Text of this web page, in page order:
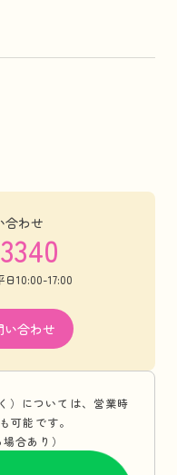
合わせ
日10:00-17:00
い合わせ
）については、営業時
可能です。
合あり）